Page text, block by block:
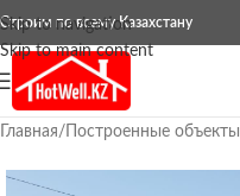
Skip to navigation
Skip to main content
Строим по всему Казахстану
Главная/ Построенные объекты